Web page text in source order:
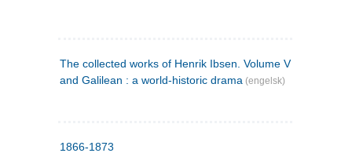
The collected works of Henrik Ibsen. Volume V : Emperor
and Galilean : a world-historic drama (engelsk)
1866-1873